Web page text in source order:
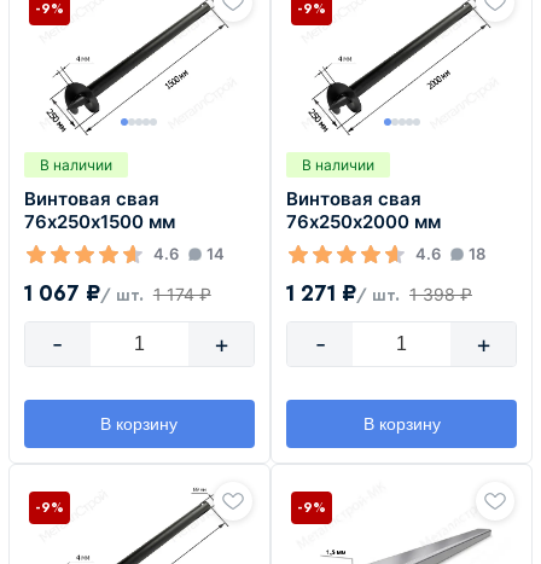
В наличии
Винтовая свая
76х250х1500 мм
4.6 14
1 067 ₽/ шт. 1 174 ₽
-9%
- +
В корзину
В наличии
Винтовая свая
76х250х2000 мм
4.6 18
1 271 ₽/ шт. 1 398 ₽
-9%
- +
В корзину
-9% -9%